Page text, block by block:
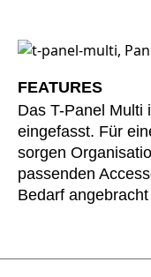
Litauen(LT)
Luxemburg
Malaysia(MY)
Marokko(MA)
Mauretanien
Neuseeland
Niederlande
Nordirland (UK)
FEATURES
Das T-Panel Multi
eingefasst. Für
sorgen
passenden
Bedarf